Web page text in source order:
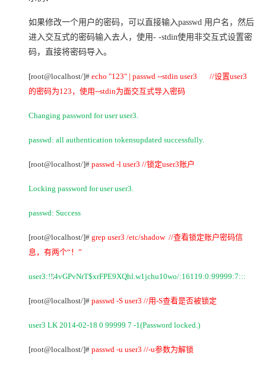
如果修改一个用户的密码，可以直接输入passwd 用户名，然后
进入交互式的密码输入去人，使用- -stdin使用非交互式设置密
码，直接将密码导入。
[root@localhost/]# echo "123" | passwd --stdin user3 //设置user3
的密码为123，使用--stdin为面交互式导入密码
Changing password for user user3.
passwd: all authentication tokensupdated successfully.
[root@localhost/]# passwd -l user3 //锁定user3账户
Locking password for user user3.
passwd: Success
[root@localhost/]# grep user3 /etc/shadow //查看锁定账户密码信
息，有两个“！”
user3:!!14vGPvNrT$xrFPE9XQhl.w1jchu10wo/:16119:0:99999:7:::
[root@localhost/]# passwd -S user3 //用-S查看是否被锁定
user3 LK 2014-02-18 0 99999 7 -1(Password locked.)
[root@localhost/]# passwd -u user3 //-u参数为解锁